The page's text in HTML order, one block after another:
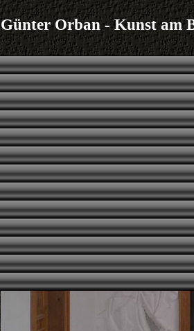
Günter Orban - Kunst am
Übersicht |erstes|voriges|nächstes|letztes